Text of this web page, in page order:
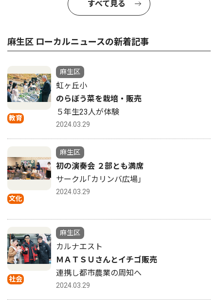
すべて見る
麻生区 ローカルニュースの新着記事
教育
麻生区
虹ヶ丘小
のらぼう菜を栽培・販売
５年生23人が体験
2024.03.29
文化
麻生区
初の演奏会 ２部とも満席
サークル｢カリンバ広場｣
2024.03.29
社会
麻生区
カルナエスト
ＭＡＴＳＵさんとイチゴ販売
連携し都市農業の周知へ
2024.03.29